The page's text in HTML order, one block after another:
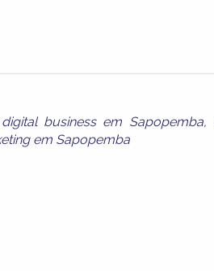
digital business em Sapopemba,
em Sapopemba